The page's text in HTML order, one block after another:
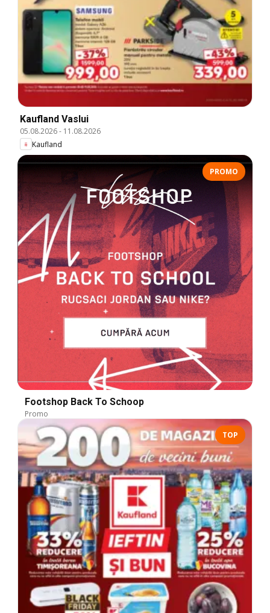
Kaufland Vaslui
05.08.2026- 11.08.2026
Kaufland
PROMO
Footshop Back To Schoop
Promo
TOP